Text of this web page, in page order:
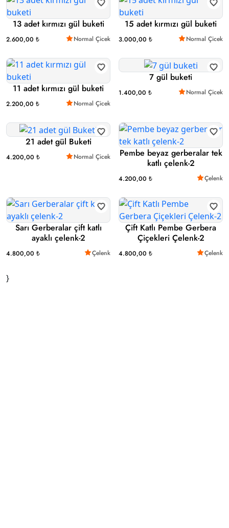
13 adet kırmızı gül buketi
2.600,00 ₺ Normal Çicek
15 adet kırmızı gül buketi
3.000,00 ₺ Normal Çicek
11 adet kırmızı gül buketi
2.200,00 ₺ Normal Çicek
7 gül buketi
1.400,00 ₺ Normal Çicek
21 adet gül Buketi
4.200,00 ₺ Normal Çicek
Pembe beyaz gerberalar tek
katlı çelenk-2
4.200,00 ₺ Çelenk
Sarı Gerberalar çift katlı
ayaklı çelenk-2
4.800,00 ₺ Çelenk
Çift Katlı Pembe Gerbera
Çiçekleri Çelenk-2
4.800,00 ₺ Çelenk
}